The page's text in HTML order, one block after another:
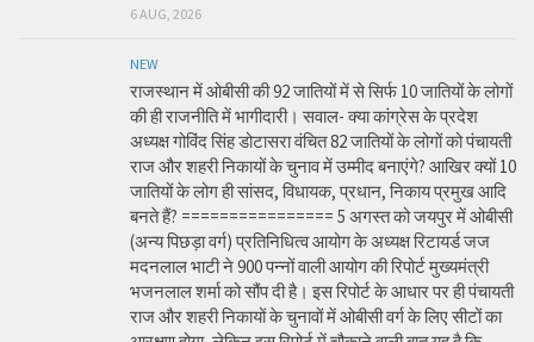
6 AUG, 2026
NEW
राजस्थान में ओबीसी की 92 जातियों में से सिर्फ 10 जातियों के लोगों
की ही राजनीति में भागीदारी। सवाल- क्या कांग्रेस के प्रदेश
अध्यक्ष गोविंद सिंह डोटासरा वंचित 82 जातियों के लोगों को पंचायती
राज और शहरी निकायों के चुनाव में उम्मीद बनाएंगे? आखिर क्यों 10
जातियों के लोग ही सांसद, विधायक, प्रधान, निकाय प्रमुख आदि
बनते हैं? ================ 5 अगस्त को जयपुर में ओबीसी
(अन्य पिछड़ा वर्ग) प्रतिनिधित्व आयोग के अध्यक्ष रिटायर्ड जज
मदनलाल भाटी ने 900 पन्नों वाली आयोग की रिपोर्ट मुख्यमंत्री
भजनलाल शर्मा को सौंप दी है। इस रिपोर्ट के आधार पर ही पंचायती
राज और शहरी निकायों के चुनावों में ओबीसी वर्ग के लिए सीटों का